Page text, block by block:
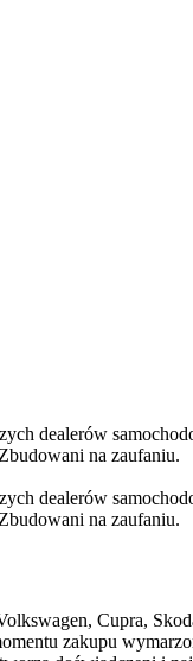
dealerów
na zaufaniu.
dealerów
na zaufaniu.
Cupra,
zakupu